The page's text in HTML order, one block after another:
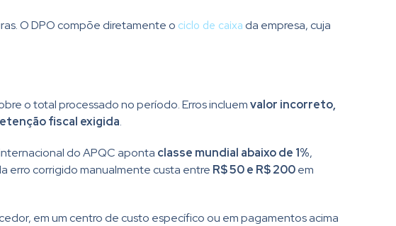
O DPO compõe diretamente o ciclo de caixa da empresa, cuja
o total processado no período. Erros incluemvalor incorreto,
fiscal exigida.
do APQC aponta classe mundial abaixo de 1%,
erro corrigido manualmente custa entre R$ 50 e R$ 200em
em um centro de custo específico ou em pagamentos acima